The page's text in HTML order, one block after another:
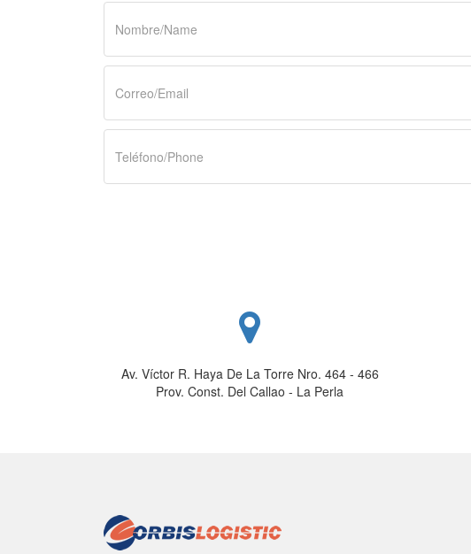
Av. Víctor R. Haya De La Torre Nro. 464 - 466
Prov. Const. Del Callao - La Perla